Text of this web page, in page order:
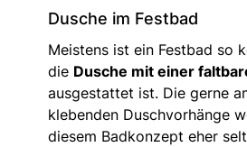
Dusche im Festbad
Meistens ist ein Festbad so
die Dusche mit einer
ausgestattet ist. Die gerne
klebenden Duschvorhänge
diesem Badkonzept eher